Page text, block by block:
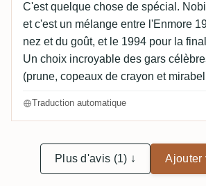
C'est quelque chose de spécial.
et c'est un mélange entre l'Enmore
nez et du goût, et le 1994 pour la
Un choix incroyable des gars
(prune, copeaux de crayon et
Traduction automatique
Plus d'avis (1) ↓ Ajouter